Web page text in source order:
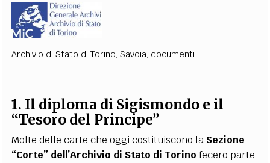
Archivio di Stato di Torino,Savoia, documenti
1. Il diploma di Sigismondo e il
“Tesoro del Principe”
Molte delle carte che oggi costituiscono la Sezione
“Corte” dell’Archivio di Stato di Torino fecero parte